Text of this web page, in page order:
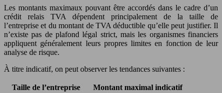
Les montants maximaux pouvant être accordés dans le cadre d’un
crédit relais TVA dépendent principalement de la taille de
l’entreprise et du montant de TVA déductible qu’elle peut justifier. Il
n’existe pas de plafond légal strict, mais les organismes financiers
appliquent généralement leurs propres limites en fonction de leur
analyse de risque.
À titre indicatif, on peut observer les tendances suivantes :
Taille de l’entreprise
Montant maximal indicatif